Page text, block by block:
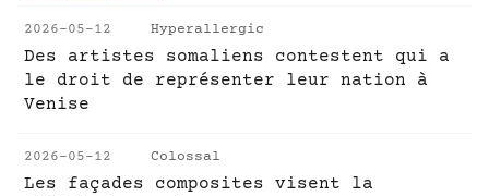
2026-05-12 Hyperallergic
Des artistes somaliens contestent qui a
le droit de représenter leur nation à
Venise
2026-05-12 Colossal
Les façades composites visent la